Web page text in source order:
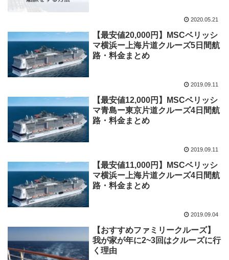
2020.05.21
【最安値20,000円】MSCベリッシ
マ横浜ー上海片道クルーズ5日間航
路・料金まとめ
2019.09.11
【最安値12,000円】MSCベリッシ
マ青島ー東京片道クルーズ4日間航
路・料金まとめ
2019.09.11
【最安値11,000円】MSCベリッシ
マ横浜ー上海片道クルーズ4日間航
路・料金まとめ
2019.09.04
【おすすめファミリークルーズ】
我が家が年に2~3回はクルーズに行
く理由